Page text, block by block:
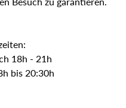
18h - 21h
bis 20:30h